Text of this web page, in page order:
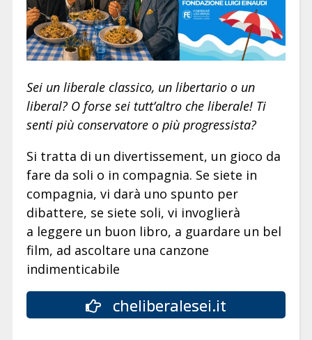
Sei un liberale classico, un libertario o un
liberal? O forse sei tutt’altro che liberale! Ti
senti più conservatore o più progressista?
Si tratta di un divertissement, un gioco da
fare da soli o in compagnia. Se siete in
compagnia, vi darà uno spunto per
dibattere, se siete soli, vi invoglierà
a leggere un buon libro, a guardare un bel
film, ad ascoltare una canzone
indimenticabile
cheliberalesei.it